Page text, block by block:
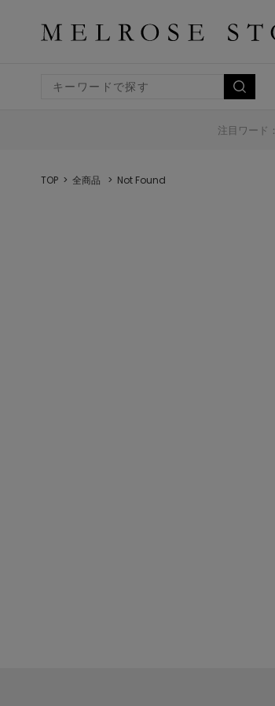
注目ワード：
TOP 全商品 Not Found